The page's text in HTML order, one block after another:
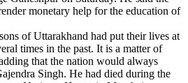
monetary help for the education of
of Uttarakhand had put their lives at
times in the past. It is a matter of
that the nation would always
Singh. He had died during the